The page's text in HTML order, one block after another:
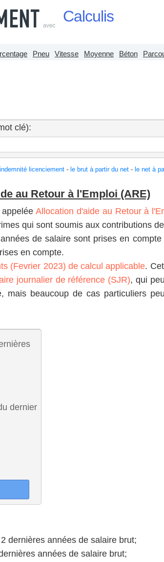
Calculis
Pneu Vitesse Moyenne Béton
clé):
indemnité licenciement- le brut à partir du net- le net à
au Retour à l'Emploi (ARE)
appeléeAllocation d'aide au Retour à
qui sont soumis aux contributions
de salaire sont prises en
en compte.
(Fevrier 2023) de calcul applicable.
journalier de référence (SJR), qui
mais beaucoup de cas particuliers
dernier
dernières années de salaire brut;
années de salaire brut;